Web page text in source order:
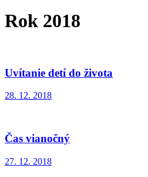
Rok 2018
Uvítanie detí do života
28. 12. 2018
Čas vianočný
27. 12. 2018